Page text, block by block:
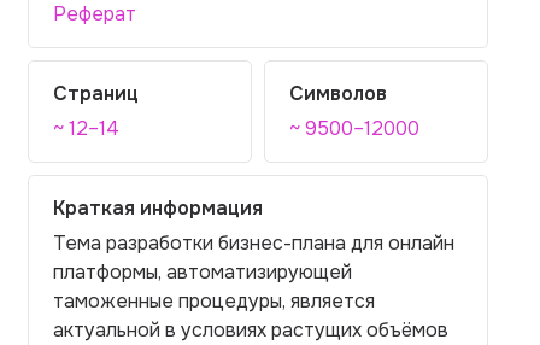
Реферат
Страниц
~ 12–14
Символов
~ 9500–12000
Краткая информация
Тема разработки бизнес-плана для онлайн
платформы, автоматизирующей
таможенные процедуры, является
актуальной в условиях растущих объёмов